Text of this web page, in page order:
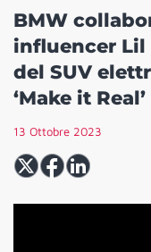
BMW
influencer Lil
del SUV
‘Make it
13 Ottobre 2023